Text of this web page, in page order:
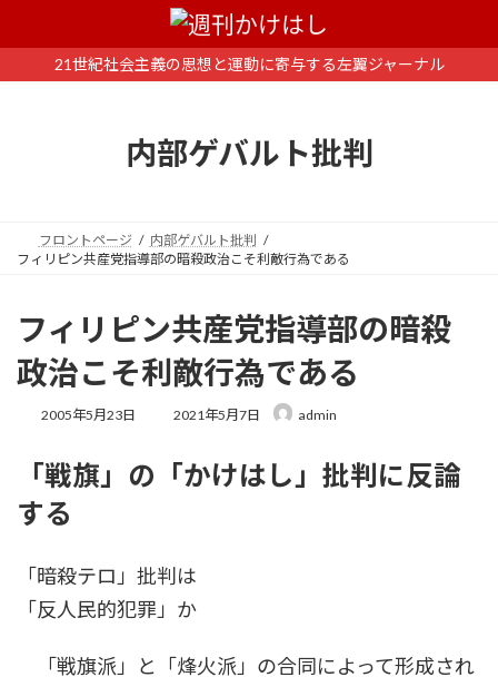
ン
ー
21世紀社会主義の思想と運動に寄与する左翼ジャーナル
内部ゲバルト批判
フロントページ
内部ゲバルト批判
フィリピン共産党指導部の暗殺政治こそ利敵行為である
フィリピン共産党指導部の暗殺
政治こそ利敵行為である
2005年5月23日
最
新
日
2021年5月7日 admin
「戦旗」の「かけはし」批判に反論
する
「暗殺テロ」批判は
「反人民的犯罪」か
「戦旗派」と「烽火派」の合同によって形成され